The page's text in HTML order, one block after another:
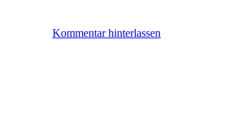
Kommentar hinterlassen